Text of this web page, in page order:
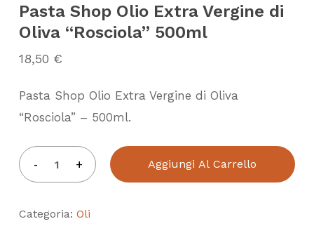
Pasta Shop Olio Extra Vergine di
Oliva “Rosciola” 500ml
18,50 €
Pasta Shop Olio Extra Vergine di Oliva
“Rosciola” – 500ml.
Aggiungi Al Carrello
Categoria: Oli